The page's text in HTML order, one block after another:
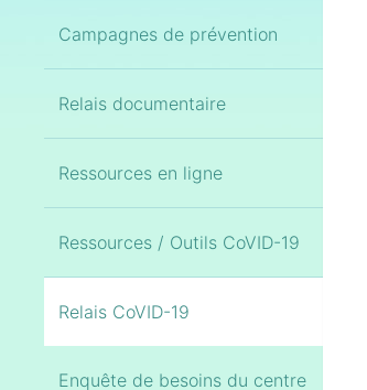
Campagnes de prévention
Relais documentaire
Ressources en ligne
Ressources / Outils CoVID-19
Relais CoVID-19
Enquête de besoins du centre